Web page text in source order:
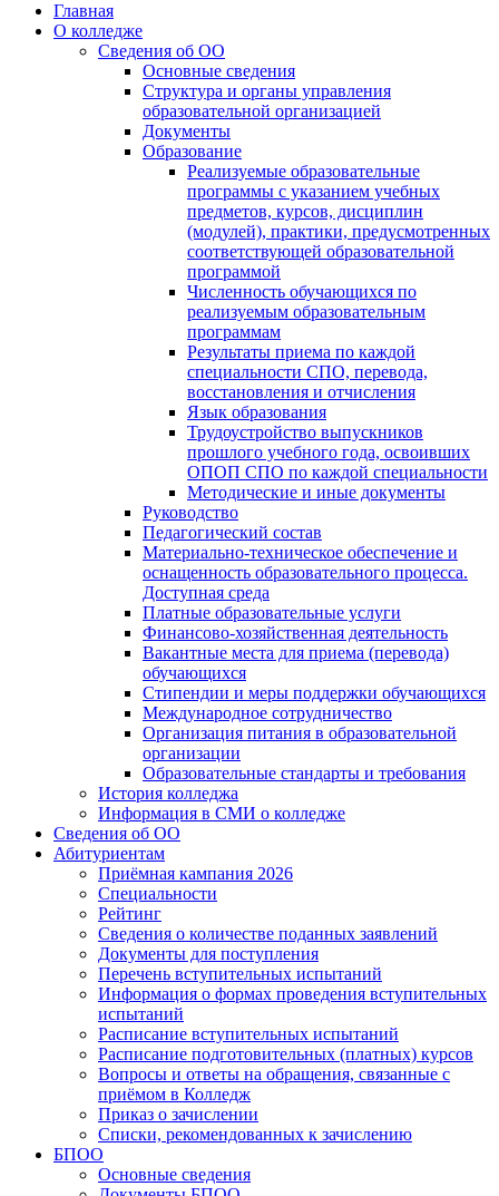
Главная
О колледже
Сведения об ОО
Основные сведения
Структура и органы управления
образовательной организацией
Документы
Образование
Реализуемые образовательные
программы с указанием учебных
предметов, курсов, дисциплин
(модулей), практики, предусмотренных
соответствующей образовательной
программой
Численность обучающихся по
реализуемым образовательным
программам
Результаты приема по каждой
специальности СПО, перевода,
восстановления и отчисления
Язык образования
Трудоустройство выпускников
прошлого учебного года, освоивших
ОПОП СПО по каждой специальности
Методические и иные документы
Руководство
Педагогический состав
Материально-техническое обеспечение и
оснащенность образовательного процесса.
Доступная среда
Платные образовательные услуги
Финансово-хозяйственная деятельность
Вакантные места для приема (перевода)
обучающихся
Стипендии и меры поддержки обучающихся
Международное сотрудничество
Организация питания в образовательной
организации
Образовательные стандарты и требования
История колледжа
Информация в СМИ о колледже
Сведения об ОО
Абитуриентам
Приёмная кампания 2026
Специальности
Рейтинг
Сведения о количестве поданных заявлений
Документы для поступления
Перечень вступительных испытаний
Информация о формах проведения вступительных
испытаний
Расписание вступительных испытаний
Расписание подготовительных (платных) курсов
Вопросы и ответы на обращения, связанные с
приёмом в Колледж
Приказ о зачислении
Списки, рекомендованных к зачислению
БПОО
Основные сведения